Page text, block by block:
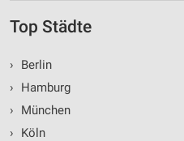
Top Städte
›
Berlin
›
Hamburg
›
München
›
Köln